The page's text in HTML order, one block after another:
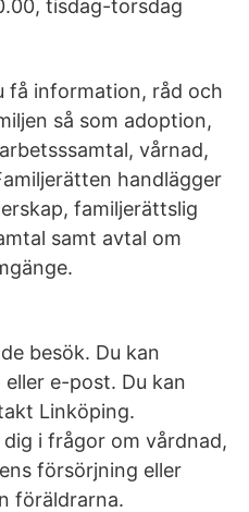
tisdag-torsdag
få information, råd och
så som adoption,
vårnad,
handlägger
familjerättslig
samt avtal om
besök. Du kan
e-post. Du kan
Linköping.
i frågor om vårdnad,
försörjning eller
föräldrarna.